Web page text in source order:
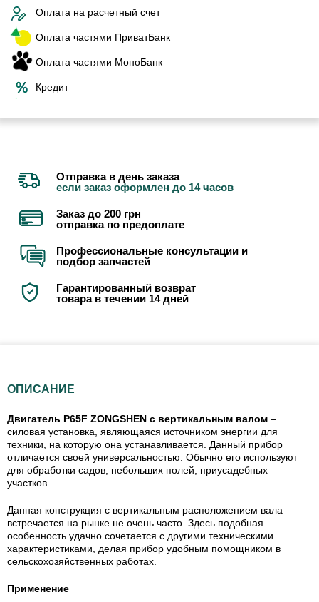
Оплата на расчетный счет
Оплата частями ПриватБанк
Оплата частями МоноБанк
Кредит
Отправка в день заказа
если заказ оформлен до 14 часов
Заказ до 200 грн
отправка по предоплате
Профессиональные консультации и
подбор запчастей
Гарантированный возврат
товара в течении 14 дней
ОПИСАНИЕ
Двигатель P65F ZONGSHEN с вертикальным валом –
силовая установка, являющаяся источником энергии для
техники, на которую она устанавливается. Данный прибор
отличается своей универсальностью. Обычно его используют
для обработки садов, небольших полей, приусадебных
участков.
Данная конструкция с вертикальным расположением вала
встречается на рынке не очень часто. Здесь подобная
особенность удачно сочетается с другими техническими
характеристиками, делая прибор удобным помощником в
сельскохозяйственных работах.
Применение